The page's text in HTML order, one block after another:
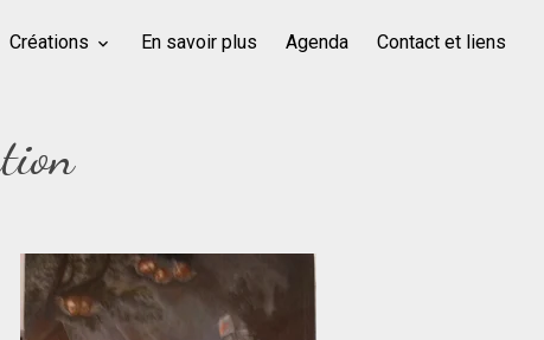
Créations En savoir plus Agenda Contact et liens